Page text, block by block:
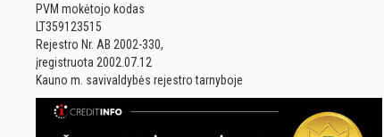
PVM mokėtojo kodas
LT359123515
Rejestro Nr. AB 2002-330,
įregistruota 2002.07.12
Kauno m. savivaldybės rejestro tarnyboje